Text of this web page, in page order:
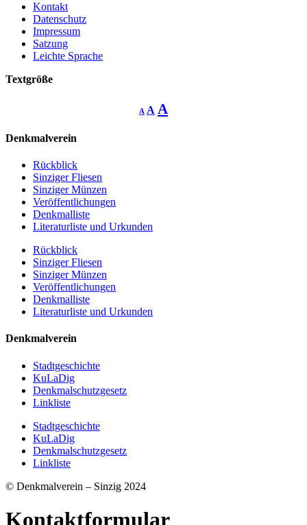
Kontakt
Datenschutz
Impressum
Satzung
Leichte Sprache
Textgröße
A
Decrease
font
A Reset
font
A
Denkmalverein
Rückblick
Sinziger Fliesen
Sinziger Münzen
Veröffentlichungen
Denkmalliste
Literaturliste und Urkunden
Rückblick
Sinziger Fliesen
Sinziger Münzen
Veröffentlichungen
Denkmalliste
Literaturliste und Urkunden
Denkmalverein
Stadtgeschichte
KuLaDig
Denkmalschutzgesetz
Linkliste
Stadtgeschichte
KuLaDig
Denkmalschutzgesetz
Linkliste
© Denkmalverein – Sinzig 2024
Kontaktformular